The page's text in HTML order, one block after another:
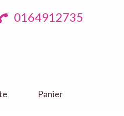
0164912735
Panier